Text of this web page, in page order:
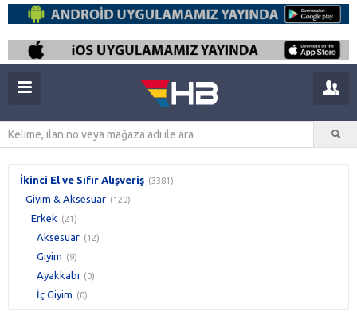
İkinci El ve Sıfır Alışveriş (3381)
Giyim & Aksesuar (120)
Erkek (21)
Aksesuar (12)
Giyim (9)
Ayakkabı (0)
İç Giyim (0)